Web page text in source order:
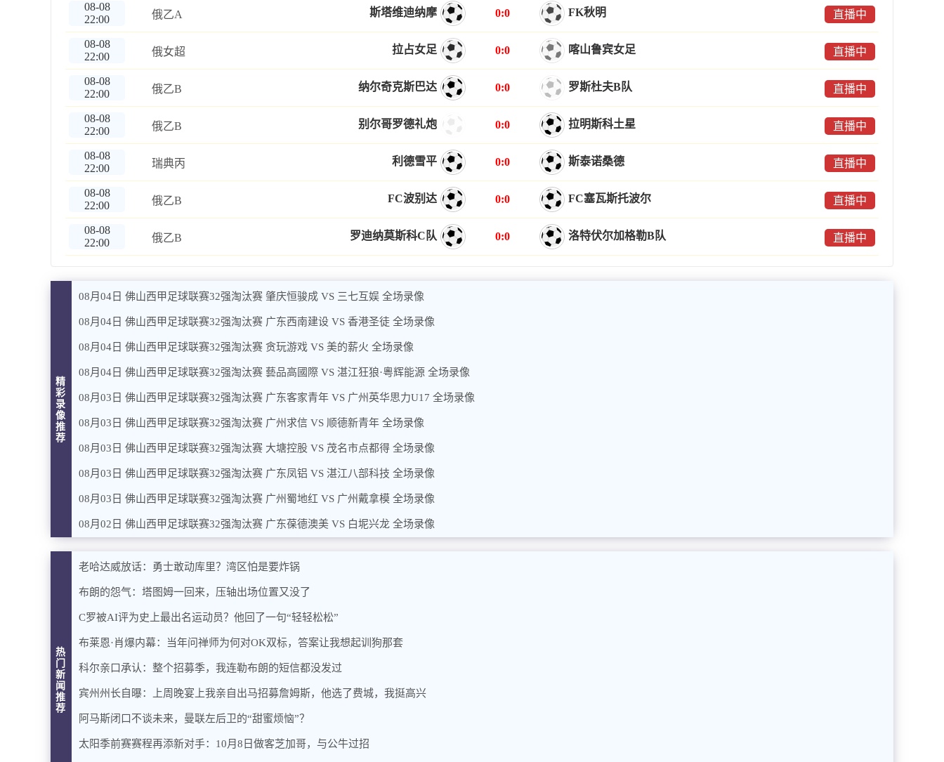
08-08
22:00
俄乙A 斯塔维迪纳摩 0:0 FK秋明 直播中
08-08
22:00
俄女超 拉占女足 0:0 喀山鲁宾女足 直播中
08-08
22:00
俄乙B 纳尔奇克斯巴达 0:0 罗斯杜夫B队 直播中
08-08
22:00
俄乙B 别尔哥罗德礼炮 0:0 拉明斯科土星 直播中
08-08
22:00
瑞典丙 利德雪平 0:0 斯泰诺桑德 直播中
08-08
22:00
俄乙B FC波别达 0:0 FC塞瓦斯托波尔 直播中
08-08
22:00
俄乙B 罗迪纳莫斯科C队 0:0 洛特伏尔加格勒B队 直播中
精
彩
录
像
推
荐
08月04日 佛山西甲足球联赛32强淘汰赛 肇庆恒骏成 VS 三七互娱 全场录像
08月04日 佛山西甲足球联赛32强淘汰赛 广东西南建设 VS 香港圣徒 全场录像
08月04日 佛山西甲足球联赛32强淘汰赛 贪玩游戏 VS 美的薪火 全场录像
08月04日 佛山西甲足球联赛32强淘汰赛 藝品高國際 VS 湛江狂狼·粵辉能源 全场录像
08月03日 佛山西甲足球联赛32强淘汰赛 广东客家青年 VS 广州英华思力U17 全场录像
08月03日 佛山西甲足球联赛32强淘汰赛 广州求信 VS 顺德新青年 全场录像
08月03日 佛山西甲足球联赛32强淘汰赛 大塘控股 VS 茂名市点都得 全场录像
08月03日 佛山西甲足球联赛32强淘汰赛 广东凤铝 VS 湛江八部科技 全场录像
08月03日 佛山西甲足球联赛32强淘汰赛 广州蜀地红 VS 广州戴拿模 全场录像
08月02日 佛山西甲足球联赛32强淘汰赛 广东葆德澳美 VS 白坭兴龙 全场录像
热
门
新
闻
推
荐
老哈达威放话：勇士敢动库里？湾区怕是要炸锅
布朗的怨气：塔图姆一回来，压轴出场位置又没了
C罗被AI评为史上最出名运动员？他回了一句“轻轻松松”
布莱恩·肖爆内幕：当年问禅师为何对OK双标，答案让我想起训狗那套
科尔亲口承认：整个招募季，我连勒布朗的短信都没发过
宾州州长自曝：上周晚宴上我亲自出马招募詹姆斯，他选了费城，我挺高兴
阿马斯闭口不谈未来，曼联左后卫的“甜蜜烦恼”？
太阳季前赛赛程再添新对手：10月8日做客芝加哥，与公牛过招